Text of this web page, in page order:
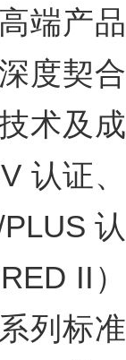
端产品
度契合
术及成
认证、
认
II）
列标准